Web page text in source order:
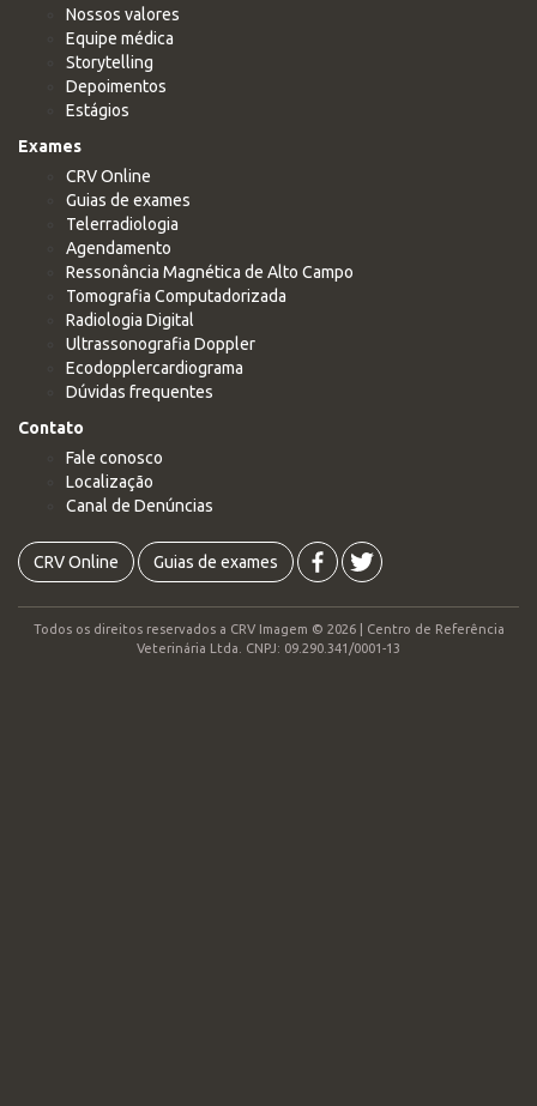
Nossos valores
Equipe médica
Storytelling
Depoimentos
Estágios
Exames
CRV Online
Guias de exames
Telerradiologia
Agendamento
Ressonância Magnética de Alto Campo
Tomografia Computadorizada
Radiologia Digital
Ultrassonografia Doppler
Ecodopplercardiograma
Dúvidas frequentes
Contato
Fale conosco
Localização
Canal de Denúncias
CRV Online Guias de exames
Todos os direitos reservados a CRV Imagem © 2026 | Centro de Referência
Veterinária Ltda. CNPJ: 09.290.341/0001-13